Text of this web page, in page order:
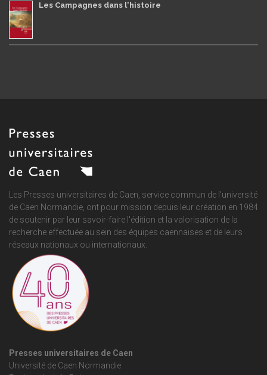
Les Campagnes dans l'histoire
Les Presses universitaires de Caen, service commun de l'université
de Caen Normandie, ont pour mission depuis leur création en 1984
de soutenir par leur savoir-faire l'édition et la valorisation de la
recherche effectuée au sein des équipes caennaises et de leurs
réseaux nationaux ou internationaux.
Presses universitaires de Caen
Université de Caen Normandie